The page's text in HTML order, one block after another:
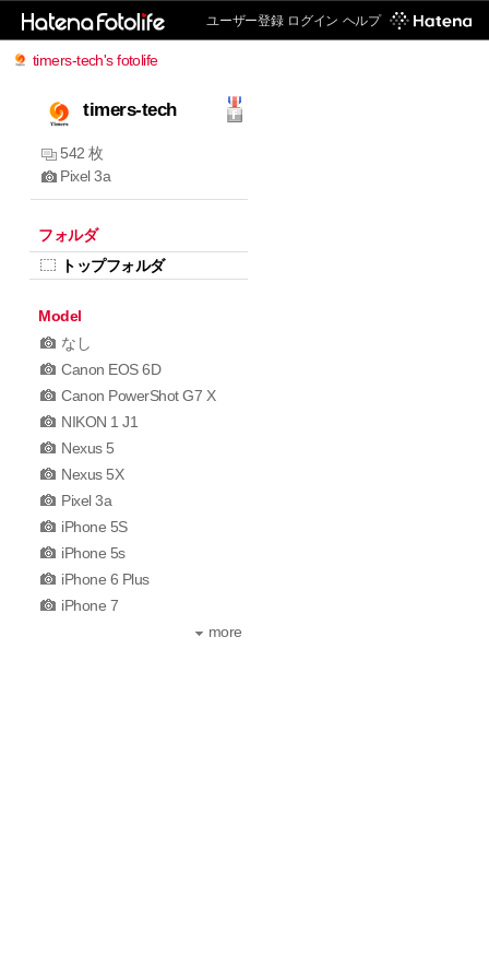
ユーザー登録 ログイン ヘルプ
timers-tech's fotolife
timers-tech
542 枚
Pixel 3a
フォルダ
トップフォルダ
Model
なし
Canon EOS 6D
Canon PowerShot G7 X
NIKON 1 J1
Nexus 5
Nexus 5X
Pixel 3a
iPhone 5S
iPhone 5s
iPhone 6 Plus
iPhone 7
more